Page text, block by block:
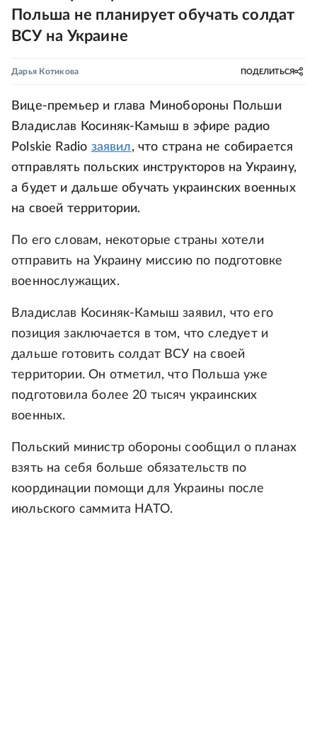
Польша не планирует обучать солдат
ВСУ на Украине
Дарья Котикова ПОДЕЛИТЬСЯ
Вице-премьер и глава Минобороны Польши
Владислав Косиняк-Камыш в эфире радио
Polskie Radio заявил, что страна не собирается
отправлять польских инструкторов на Украину,
а будет и дальше обучать украинских военных
на своей территории.
По его словам, некоторые страны хотели
отправить на Украину миссию по подготовке
военнослужащих.
Владислав Косиняк-Камыш заявил, что его
позиция заключается в том, что следует и
дальше готовить солдат ВСУ на своей
территории. Он отметил, что Польша уже
подготовила более 20 тысяч украинских
военных.
Польский министр обороны сообщил о планах
взять на себя больше обязательств по
координации помощи для Украины после
июльского саммита НАТО.